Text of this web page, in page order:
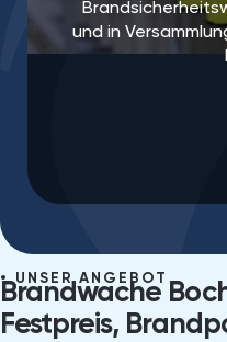
und in
UNSER ANGEBOT
Brandwache
Festpreis,